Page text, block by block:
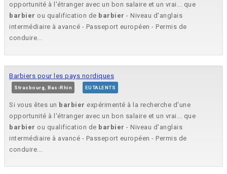
opportunité à l'étranger avec un bon salaire et un vrai... que
barbier ou qualification de barbier - Niveau d'anglais
intermédiaire à avancé - Passeport européen - Permis de
conduire...
Barbiers pour les pays nordiques
Strasbourg, Bas-Rhin EUTALENTS
Si vous êtes un barbier expérimenté à la recherche d'une
opportunité à l'étranger avec un bon salaire et un vrai... que
barbier ou qualification de barbier - Niveau d'anglais
intermédiaire à avancé - Passeport européen - Permis de
conduire...